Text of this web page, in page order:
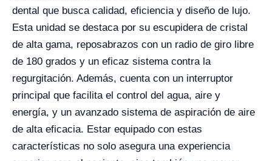
dental que busca calidad, eficiencia y diseño de lujo.
Esta unidad se destaca por su escupidera de cristal
de alta gama, reposabrazos con un radio de giro libre
de 180 grados y un eficaz sistema contra la
regurgitación. Además, cuenta con un interruptor
principal que facilita el control del agua, aire y
energía, y un avanzado sistema de aspiración de aire
de alta eficacia. Estar equipado con estas
características no solo asegura una experiencia